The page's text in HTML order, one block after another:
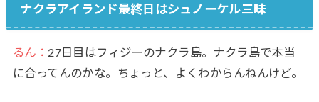
ナクラアイランド最終日はシュノーケル三昧
るん： 27日目はフィジーのナクラ島。ナクラ島で本当
に合ってんのかな。ちょっと、よくわからんねんけど。